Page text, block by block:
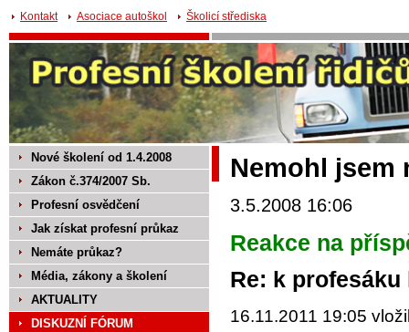
Kontakt Asociace autoškol Školicí střediska
Nemohl jsem
3.5.2008 16:06
Reakce na
Re: k
16.11.2011 19:05
Nové školení od 1.4.2008
Zákon č.374/2007 Sb.
Profesní osvědčení
Jak získat profesní průkaz
Nemáte průkaz?
Média, zákony a školení
AKTUALITY
DISKUZNÍ FÓRUM